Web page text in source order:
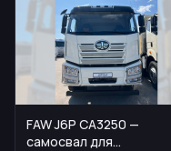
FAW J6P CA3250 —
самосвал для